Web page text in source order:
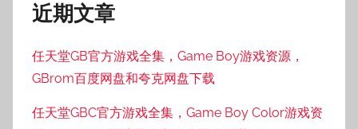
近期文章
任天堂GB官方游戏全集，Game Boy游戏资源，
GBrom百度网盘和夸克网盘下载
任天堂GBC官方游戏全集，Game Boy Color游戏资